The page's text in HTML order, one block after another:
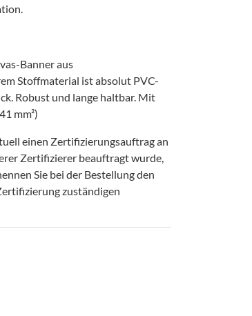
Banner aus
Stoffmaterial ist absolut PVC-
Robust und lange haltbar. Mit
mm²)
einen Zertifizierungsauftrag an
Zertifizierer beauftragt wurde,
Sie bei der Bestellung den
zuständigen